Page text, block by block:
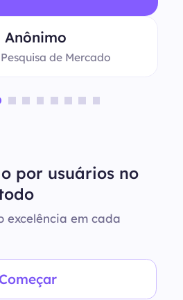
Anônimo
de Mercado
por usuários no
excelência em cada
Começar